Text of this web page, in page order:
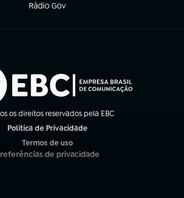
Rádio Gov
(abre em nova aba)
os direitos reservados pela EBC
Política de Privacidade
Termos de uso
(abre em nova aba)
de privacidade